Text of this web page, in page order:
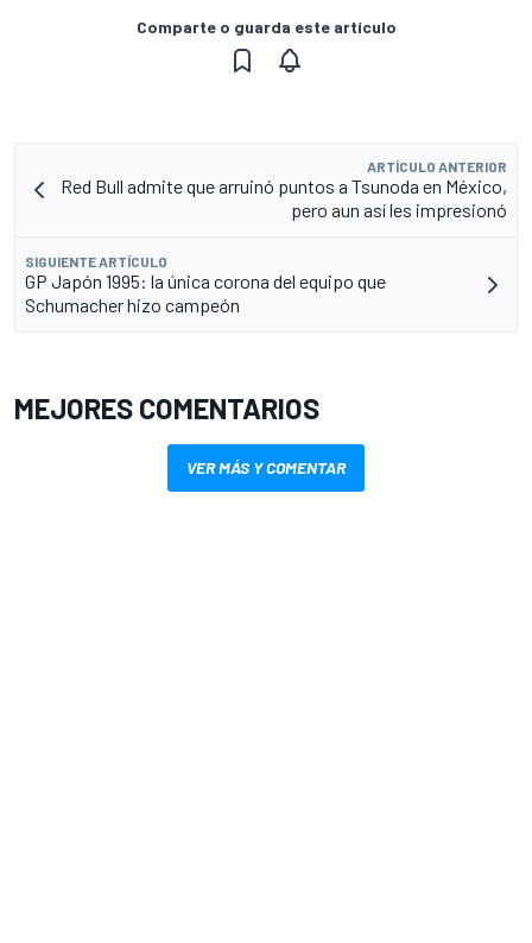
Comparte o guarda este artículo
ARTÍCULO ANTERIOR
Red Bull admite que arruinó puntos a Tsunoda en México,
pero aun así les impresionó
SIGUIENTE ARTÍCULO
GP Japón 1995: la única corona del equipo que
Schumacher hizo campeón
MEJORES COMENTARIOS
VER MÁS Y COMENTAR